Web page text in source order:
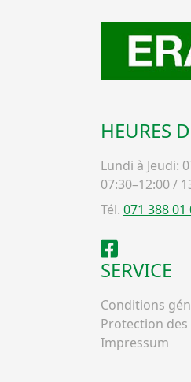
HEURES
Lundi à Jeudi:
07:30–12:00 /
Tél. 071 388 01
Facebook
SERVICE
Conditions
Protection
Impressum